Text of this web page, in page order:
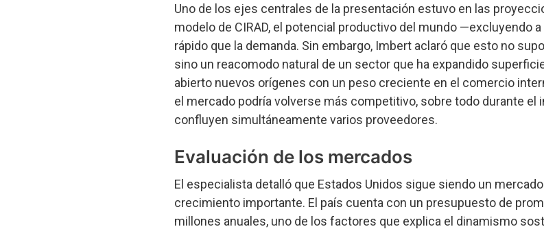
Uno de los ejes centrales de la presentación estuvo en las
modelo de CIRAD, el potencial productivo del mundo —excluyendo
rápido que la demanda. Sin embargo, Imbert aclaró que esto no
sino un reacomodo natural de un sector que ha expandido
abierto nuevos orígenes con un peso creciente en el comercio
el mercado podría volverse más competitivo, sobre todo durante el
confluyen simultáneamente varios proveedores.
Evaluación de los mercados
El especialista detalló que Estados Unidos sigue siendo un
crecimiento importante. El país cuenta con un presupuesto de
millones anuales, uno de los factores que explica el dinamismo